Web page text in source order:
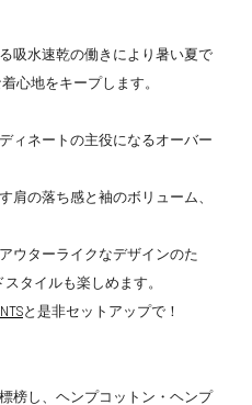
吸水速乾の働きにより暑い夏で
心地をキープします。
ィネートの主役になるオーバー
肩の落ち感と袖のボリューム、
ウターライクなデザインのた
タイルも楽しめます。
と是非セットアップで！
榜し、ヘンプコットン・ヘンプ